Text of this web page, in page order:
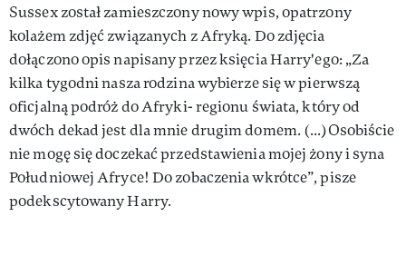
Sussex został zamieszczony nowy wpis, opatrzony
kolażem zdjęć związanych z Afryką. Do zdjęcia
dołączono opis napisany przez księcia Harry'ego: „Za
kilka tygodni nasza rodzina wybierze się w pierwszą
oficjalną podróż do Afryki- regionu świata, który od
dwóch dekad jest dla mnie drugim domem. (...)Osobiście
nie mogę się doczekać przedstawienia mojej żony i syna
Południowej Afryce! Do zobaczenia wkrótce”, pisze
podekscytowany Harry.